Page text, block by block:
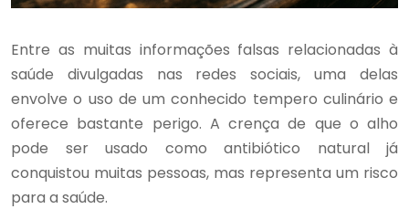
Entre as muitas informações falsas relacionadas à
saúde divulgadas nas redes sociais, uma delas
envolve o uso de um conhecido tempero culinário e
oferece bastante perigo. A crença de que o alho
pode ser usado como antibiótico natural já
conquistou muitas pessoas, mas representa um risco
para a saúde.